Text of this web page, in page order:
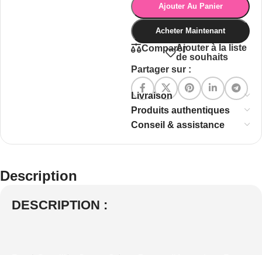
Ajouter Au Panier
Acheter Maintenant
ComparerAjouter à la liste
de souhaits
Partager sur :
Livraison
Produits authentiques
Conseil & assistance
Description
DESCRIPTION :